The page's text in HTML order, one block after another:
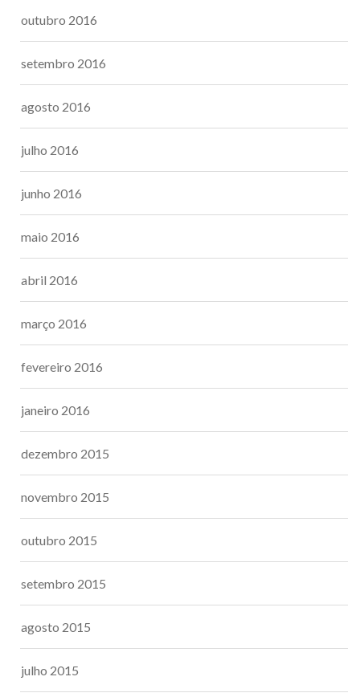
outubro 2016
setembro 2016
agosto 2016
julho 2016
junho 2016
maio 2016
abril 2016
março 2016
fevereiro 2016
janeiro 2016
dezembro 2015
novembro 2015
outubro 2015
setembro 2015
agosto 2015
julho 2015